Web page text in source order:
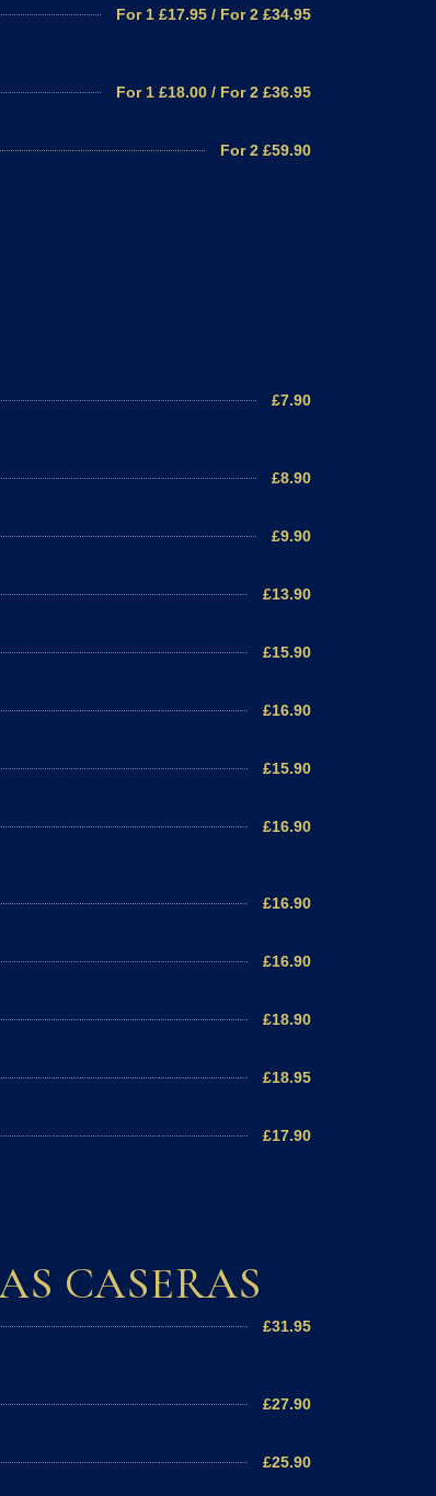
For 1 £17.95 / For 2 £34.95
For 1 £18.00 / For 2 £36.95
For 2 £59.90
£7.90
£8.90
£9.90
£13.90
£15.90
£16.90
£15.90
£16.90
£16.90
£16.90
£18.90
£18.95
£17.90
CASERAS
£31.95
£27.90
£25.90